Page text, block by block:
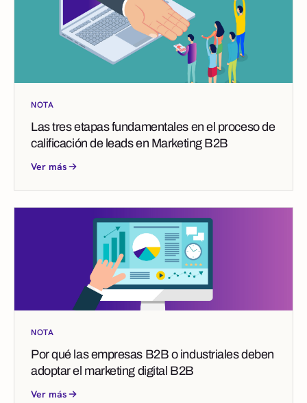
NOTA
Las tres etapas fundamentales en el proceso de
calificación de leads en Marketing B2B
Ver más
NOTA
Por qué las empresas B2B o industriales deben
adoptar el marketing digital B2B
Ver más